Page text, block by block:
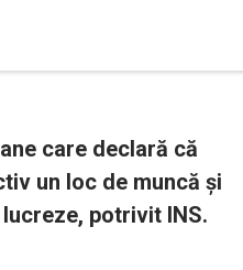
care declară că
un loc de muncă și
potrivit INS.